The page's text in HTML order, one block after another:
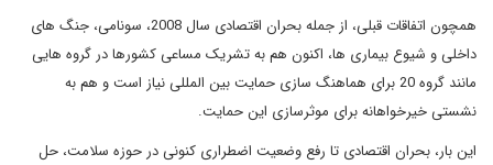
همچون اتفاقات قبلی، از جمله بحران اقتصادی سال 2008، سونامی، جنگ های
داخلی و شیوع بیماری ها، اکنون هم به تشریک مساعی کشورها در گروه هایی
مانند گروه 20 برای هماهنگ سازی حمایت بین المللی نیاز است و هم به
نشستی خیرخواهانه برای موثرسازی این حمایت.
این بار، بحران اقتصادی تا رفع وضعیت اضطراری کنونی در حوزه سلامت، حل